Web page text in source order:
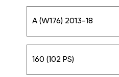
A (W176) 2013-18
160 (102 PS)